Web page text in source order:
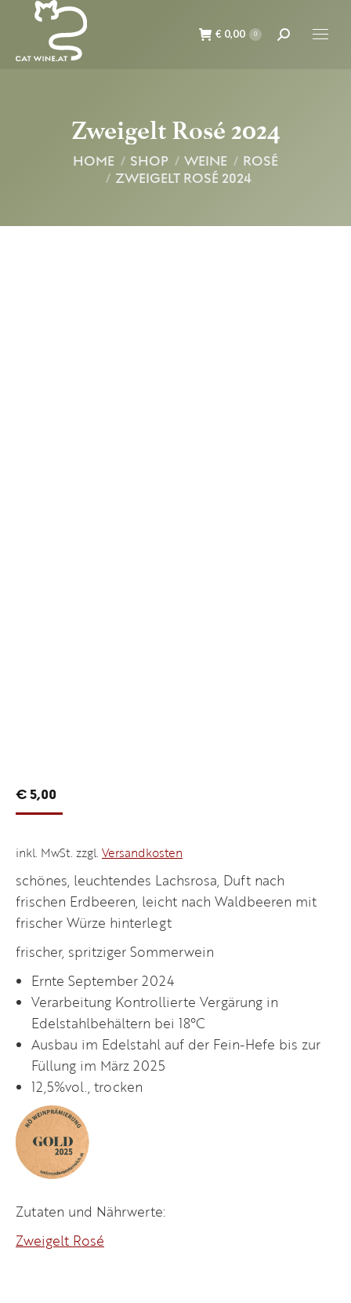
€ 0,00 0 Suche:
Zweigelt Rosé 2024
Du bist hier:HOME SHOP WEINE
ROSÉ
ZWEIGELT ROSÉ 2024
€5,00
inkl. MwSt. zzgl. Versandkosten
schönes, leuchtendes Lachsrosa, Duft nach
frischen Erdbeeren, leicht nach Waldbeeren mit
frischer Würze hinterlegt
frischer, spritziger Sommerwein
Ernte September 2024
Verarbeitung Kontrollierte Vergärung in
Edelstahlbehältern bei 18°C
Ausbau im Edelstahl auf der Fein-Hefe bis zur
Füllung im März 2025
12,5%vol., trocken
Zutaten und Nährwerte:
Zweigelt Rosé